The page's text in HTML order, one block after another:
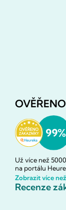
Už více než
na portálu
Zobrazit více
Recenze